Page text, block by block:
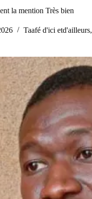
la mention Très bien
Taafé d'ici etd'ailleurs,